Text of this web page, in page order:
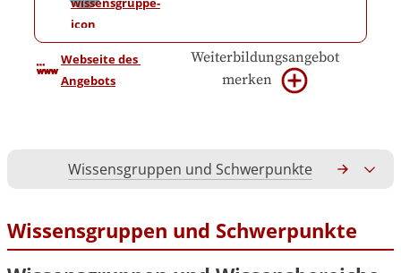
Webseite des
Angebots
Weiterbildungsangebot
merken
Wissensgruppen und Schwerpunkte
Wissensgruppen und Schwerpunkte